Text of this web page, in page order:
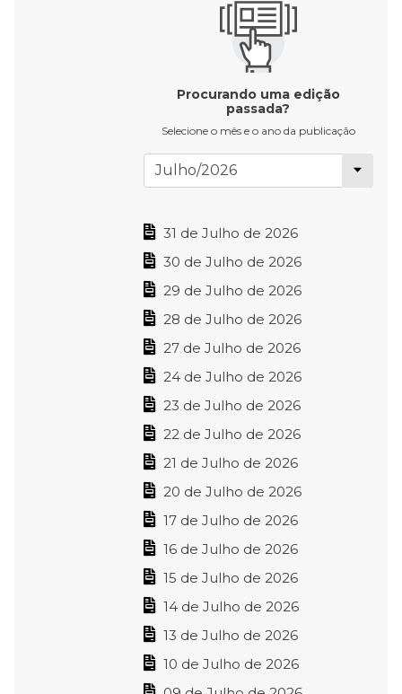
Procurando uma edição
passada?
Selecione o mês e o ano da publicação
31 de Julho de 2026
30 de Julho de 2026
29 de Julho de 2026
28 de Julho de 2026
27 de Julho de 2026
24 de Julho de 2026
23 de Julho de 2026
22 de Julho de 2026
21 de Julho de 2026
20 de Julho de 2026
17 de Julho de 2026
16 de Julho de 2026
15 de Julho de 2026
14 de Julho de 2026
13 de Julho de 2026
10 de Julho de 2026